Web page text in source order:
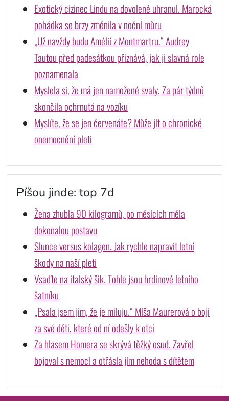
Exotický cizinec Lindu na dovolené uhranul. Marocká
pohádka se brzy změnila v noční můru
„Už navždy budu Amélií z Montmartru.“ Audrey
Tautou před padesátkou přiznává, jak ji slavná role
poznamenala
Myslela si, že má jen namožené svaly. Za pár týdnů
skončila ochrnutá na vozíku
Myslíte, že se jen červenáte? Může jít o chronické
onemocnění pleti
Píšou jinde: top 7d
Žena zhubla 90 kilogramů, po měsících měla
dokonalou postavu
Slunce versus kolagen. Jak rychle napravit letní
škody na naší pleti
Vsaďte na italský šik. Tohle jsou hrdinové letního
šatníku
„Psala jsem jim, že je miluju.“ Míša Maurerová o boji
za své děti, které od ní odešly k otci
Za hlasem Homera se skrývá těžký osud. Zavřel
bojoval s nemocí a otřásla jím nehoda s dítětem